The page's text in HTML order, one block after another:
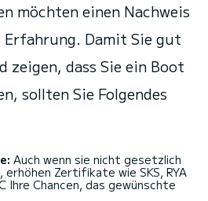
möchten einen Nachweis
Damit Sie gut
zeigen, dass Sie ein Boot
sollten Sie Folgendes
Auch wenn sie nicht gesetzlich
erhöhen Zertifikate wie SKS, RYA
Ihre Chancen, das gewünschte